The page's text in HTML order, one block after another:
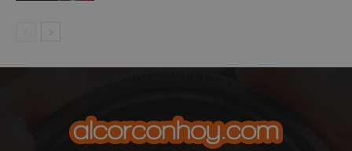
CookieScriptConsent
CookieScript
alcorconhoy.com